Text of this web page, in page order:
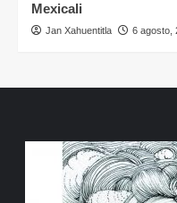
Mexicali
Jan Xahuentitla 6 agosto,